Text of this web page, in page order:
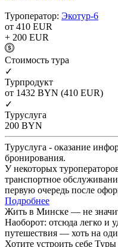
Туроператор: Экотур-6
от 410 EUR
+ 200 EUR
Cтоимость тура
✓
Турпродукт
от 1432 BYN (410 EUR)
✓
Туруслуга
200 BYN
Туруслуга - оказание
бронирования.
У некоторых
транспортное
первую очередь после
Подробнее
Жить в Минске — не
Наоборот: отсюда легко и
путешествия — хоть на
Хотите устроить себе